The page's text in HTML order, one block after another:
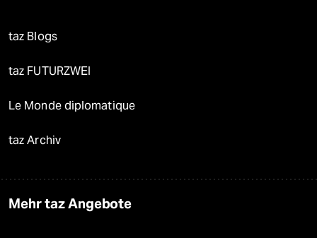
taz Blogs
taz FUTURZWEI
Le Monde diplomatique
taz Archiv
Mehr taz Angebote